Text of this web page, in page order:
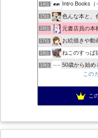
14位 Intro Books（
15位 色んな本と、
16位 元書店員の本
17位 お絵描きや動
18位 ねこのすっぱ
19位 50歳から始め
趣味日和 | 「
法務人材のす
この
こ